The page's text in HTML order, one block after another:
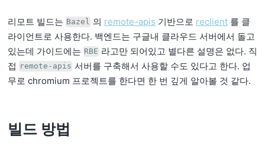
리모트 빌드는 Bazel 의 remote-apis 기반으로 reclient 를 클
라이언트로 사용한다. 백엔드는 구글내 클라우드 서버에서 돌고
있는데 가이드에는 RBE 라고만 되어있고 별다른 설명은 없다. 직
접 remote-apis 서버를 구축해서 사용할 수도 있다고 한다. 업
무로 chromium 프로젝트를 한다면 한 번 깊게 알아볼 것 같다.
빌드 방법